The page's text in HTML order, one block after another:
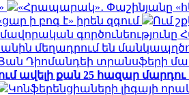
«Հրապարակ»․ Փաշինյանը
ի բոգ է» իրեն զգում
Ում
գործունեությունը
մեղադրում են
Յան Դիոմանդեի տրանսֆերի
ավելի քան 25 հազար մարդու
Կոնֆերենցիաների լիգայի